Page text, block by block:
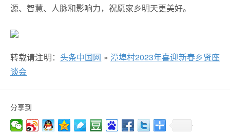
源、智慧、人脉和影响力，祝愿家乡明天更美好。
转载请注明： 头条中国网 » 潭埠村2023年喜迎新春乡贤座
谈会
分享到